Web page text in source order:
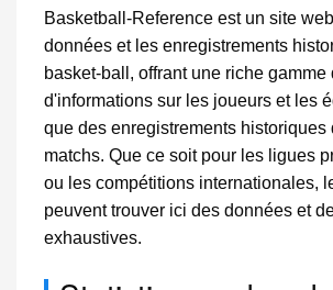
Basketball-Reference est un site
données et les enregistrements
basket-ball, offrant une riche gamme
d'informations sur les joueurs et les
que des enregistrements historiques
matchs. Que ce soit pour les ligues
ou les compétitions internationales,
peuvent trouver ici des données et
exhaustives.